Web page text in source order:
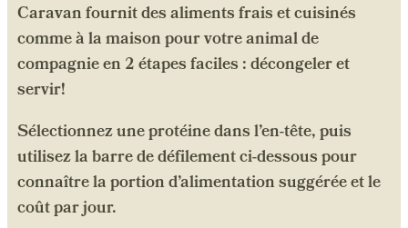
Caravan fournit des aliments frais et cuisinés
comme à la maison pour votre animal de
compagnie en 2 étapes faciles : décongeler et
servir!
Sélectionnez une protéine dans l’en-tête, puis
utilisez la barre de défilement ci-dessous pour
connaître la portion d’alimentation suggérée et le
coût par jour.